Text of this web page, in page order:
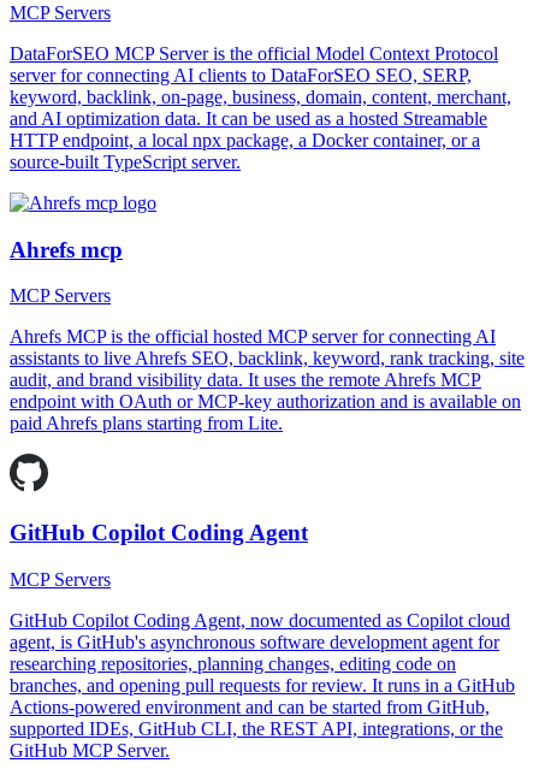
MCP Servers
DataForSEO MCP Server is the official Model Context Protocol
server for connecting AI clients to DataForSEO SEO, SERP,
keyword, backlink, on-page, business, domain, content, merchant,
and AI optimization data. It can be used as a hosted Streamable
HTTP endpoint, a local npx package, a Docker container, or a
source-built TypeScript server.
Ahrefs mcp
MCP Servers
Ahrefs MCP is the official hosted MCP server for connecting AI
assistants to live Ahrefs SEO, backlink, keyword, rank tracking, site
audit, and brand visibility data. It uses the remote Ahrefs MCP
endpoint with OAuth or MCP-key authorization and is available on
paid Ahrefs plans starting from Lite.
GitHub Copilot Coding Agent
MCP Servers
GitHub Copilot Coding Agent, now documented as Copilot cloud
agent, is GitHub's asynchronous software development agent for
researching repositories, planning changes, editing code on
branches, and opening pull requests for review. It runs in a GitHub
Actions-powered environment and can be started from GitHub,
supported IDEs, GitHub CLI, the REST API, integrations, or the
GitHub MCP Server.